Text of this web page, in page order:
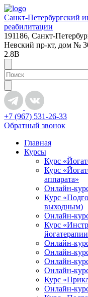
Санкт-Петербургский
реабилитации
191186, Санкт-
Невский пр-кт, дом №
2.8В
+7 (967) 531-26-33
Обратный звонок
Главная
Курсы
Курс
Курс
аппарата»
Онлайн-
Курс
выходным)
Онлайн-
Курс
Онлайн-
Онлайн-
Онлайн-
Онлайн-
Курс
Онлайн-